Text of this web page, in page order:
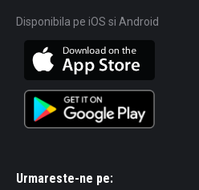
Disponibila pe iOS si Android
Urmareste-ne pe: